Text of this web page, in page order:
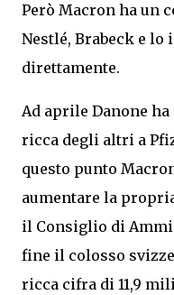
Però Macron ha un
Nestlé, Brabeck e lo
direttamente.
Ad aprile Danone
ricca degli altri a
questo punto
aumentare la
il Consiglio di
fine il colosso
ricca cifra di 11,9